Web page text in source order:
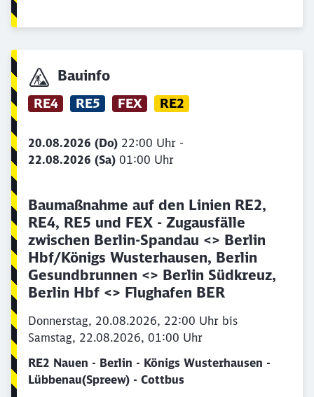
Bauinfo
RE4 RE5 FEX RE2
20.08.2026 (Do) 22:00 Uhr -
22.08.2026 (Sa) 01:00 Uhr
Baumaßnahme auf den Linien RE2,
RE4, RE5 und FEX - Zugausfälle
zwischen Berlin-Spandau <> Berlin
Hbf/Königs Wusterhausen, Berlin
Gesundbrunnen <> Berlin Südkreuz,
Berlin Hbf <> Flughafen BER
Donnerstag, 20.08.2026, 22:00 Uhr bis
Samstag, 22.08.2026, 01:00 Uhr
RE2 Nauen - Berlin - Königs Wusterhausen -
Lübbenau(Spreew) - Cottbus